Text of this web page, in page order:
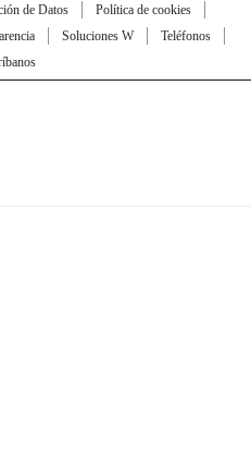
de Datos
Política de cookies
Soluciones W
Teléfonos